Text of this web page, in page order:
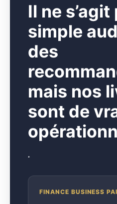
Il ne s’agit
simple
des
mais nos
sont de
.
FINANCE BUSINESS